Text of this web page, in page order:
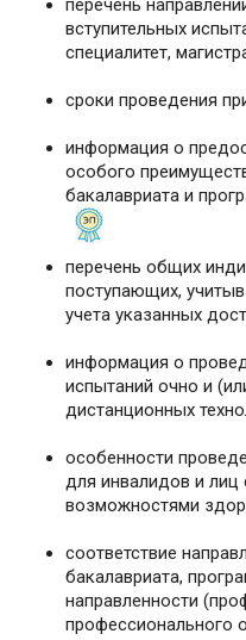
перечень
вступительных
специалитет,
сроки проведения
информация о
особого
бакалавриата и
перечень общих
поступающих,
учета указанных
информация о
испытаний очно и
дистанционных
особенности
для инвалидов и лиц
возможностями
соответствие
бакалавриата,
направленности
профессионального